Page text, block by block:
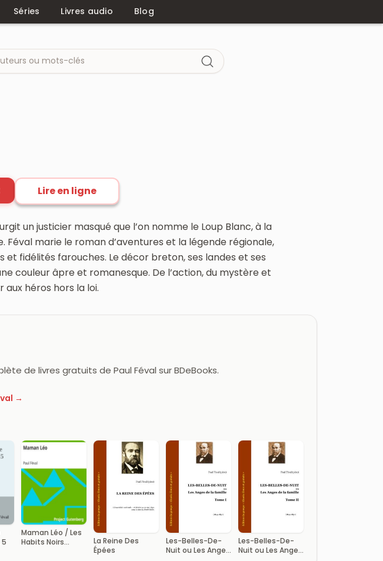
Séries Livres audio Blog
Lire en ligne
un justicier masqué que l’on nomme le Loup Blanc, à la
Féval marie le roman d’aventures et la légende régionale,
fidélités farouches. Le décor breton, ses landes et ses
couleur âpre et romanesque. De l’action, du mystère et
aux héros hors la loi.
de livres gratuits de Paul Féval sur BDeBooks.
→
Maman Léo / Les
Habits Noirs
La Reine Des
Épées
Les-Belles-De-
Nuit ou Les Anges
Les-Belles-De-
Nuit ou Les Anges